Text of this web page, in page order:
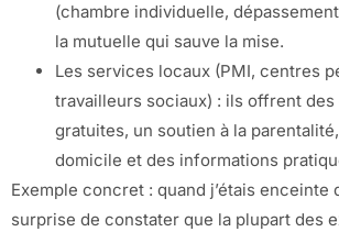
(chambre individuelle,
la mutuelle qui sauve la mise.
Les services locaux (PMI, centres
travailleurs sociaux) : ils offrent
gratuites, un soutien à la
domicile et des informations
Exemple concret : quand j’étais enceinte
surprise de constater que la plupart des